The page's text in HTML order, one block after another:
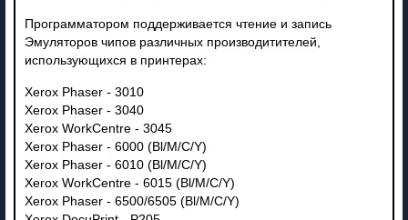
Программатором поддерживается чтение и запись
Эмуляторов чипов различных производитителей,
использующихся в принтерах:
Xerox Phaser - 3010
Xerox Phaser - 3040
Xerox WorkCentre - 3045
Xerox Phaser - 6000 (Bl/M/C/Y)
Xerox Phaser - 6010 (Bl/M/C/Y)
Xerox WorkCentre - 6015 (Bl/M/C/Y)
Xerox Phaser - 6500/6505 (Bl/M/C/Y)